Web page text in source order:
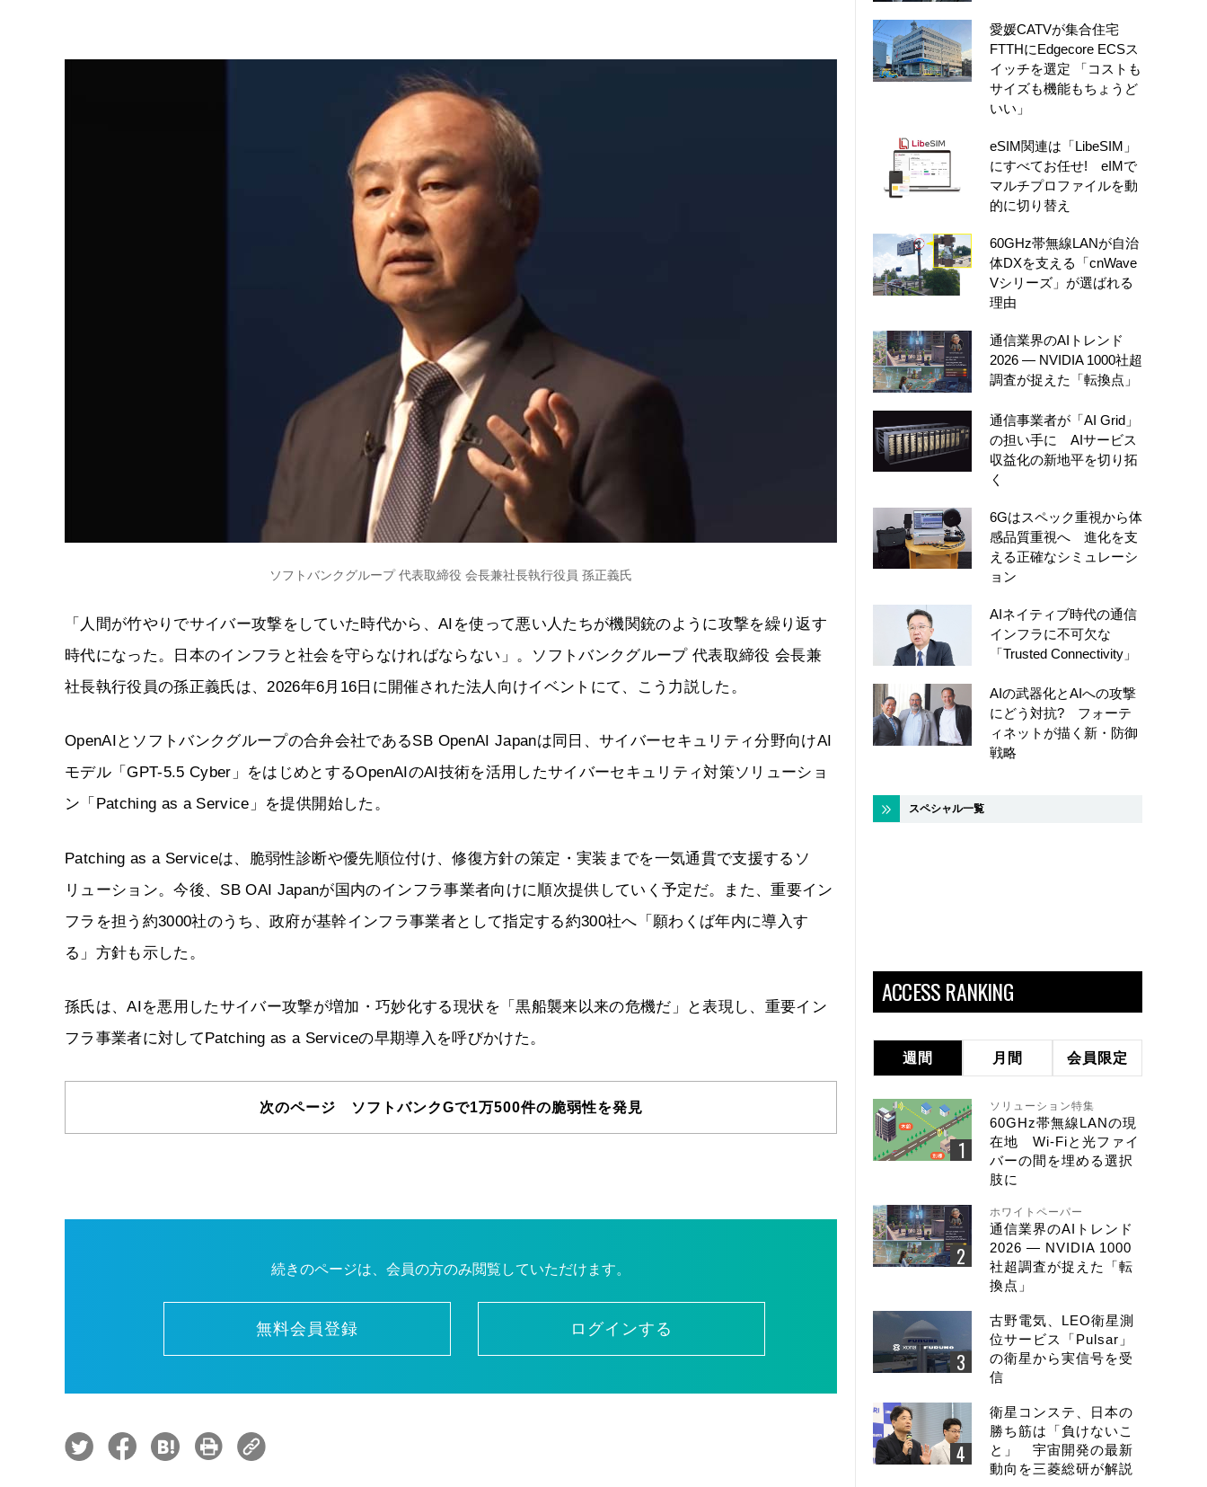
ソフトバンクグループ 代表取締役 会長兼社長執行役員 孫正義氏
「人間が竹やりでサイバー攻撃をしていた時代から、AIを使って悪い人たちが機関銃のように攻撃を繰り返す
時代になった。日本のインフラと社会を守らなければならない」。ソフトバンクグループ 代表取締役 会長兼
社長執行役員の孫正義氏は、2026年6月16日に開催された法人向けイベントにて、こう力説した。
OpenAIとソフトバンクグループの合弁会社であるSB OpenAI Japanは同日、サイバーセキュリティ分野向けAI
モデル「GPT-5.5 Cyber」をはじめとするOpenAIのAI技術を活用したサイバーセキュリティ対策ソリューショ
ン「Patching as a Service」を提供開始した。
Patching as a Serviceは、脆弱性診断や優先順位付け、修復方針の策定・実装までを一気通貫で支援するソ
リューション。今後、SB OAI Japanが国内のインフラ事業者向けに順次提供していく予定だ。また、重要イン
フラを担う約3000社のうち、政府が基幹インフラ事業者として指定する約300社へ「願わくば年内に導入す
る」方針も示した。
孫氏は、AIを悪用したサイバー攻撃が増加・巧妙化する現状を「黒船襲来以来の危機だ」と表現し、重要イン
フラ事業者に対してPatching as a Serviceの早期導入を呼びかけた。
次のページ ソフトバンクGで1万500件の脆弱性を発見
続きのページは、会員の方のみ閲覧していただけます。
無料会員登録 ログインする
愛媛CATVが集合住宅
FTTHにEdgecore ECSス
イッチを選定 「コストも
サイズも機能もちょうど
いい」
eSIM関連は「LibeSIM」
にすべてお任せ! eIMで
マルチプロファイルを動
的に切り替え
60GHz帯無線LANが自治
体DXを支える「cnWave
Vシリーズ」が選ばれる
理由
通信業界のAIトレンド
2026 ― NVIDIA 1000社超
調査が捉えた「転換点」
通信事業者が「AI Grid」
の担い手に AIサービス
収益化の新地平を切り拓
く
6Gはスペック重視から体
感品質重視へ 進化を支
える正確なシミュレーシ
ョン
AIネイティブ時代の通信
インフラに不可欠な
「Trusted Connectivity」
AIの武器化とAIへの攻撃
にどう対抗? フォーテ
ィネットが描く新・防御
戦略
スペシャル一覧
ACCESS RANKING
週間 月間 会員限定
ソリューション特集
60GHz帯無線LANの現
在地 Wi-Fiと光ファイ
バーの間を埋める選択
肢に
ホワイトペーパー
通信業界のAIトレンド
2026 ― NVIDIA 1000
社超調査が捉えた「転
換点」
古野電気、LEO衛星測
位サービス「Pulsar」
の衛星から実信号を受
信
衛星コンステ、日本の
勝ち筋は「負けないこ
と」 宇宙開発の最新
動向を三菱総研が解説